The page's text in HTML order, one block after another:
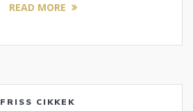
READ MORE
FRISS CIKKEK